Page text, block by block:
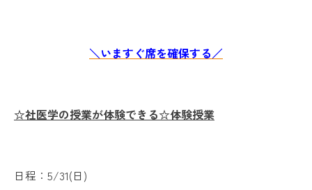
＼いますぐ席を確保する／
☆社医学の授業が体験できる☆体験授業
日程：5/31(日)